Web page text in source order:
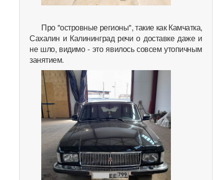
Про "островные регионы", такие как Камчатка,
Сахалин и Калининград речи о доставке даже и
не шло, видимо - это явилось совсем утопичным
занятием.